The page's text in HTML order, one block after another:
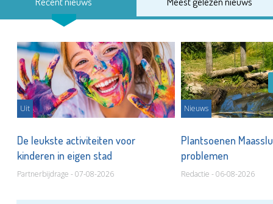
Uit
De leukste activiteiten voor
kinderen in eigen stad
Partnerbijdrage - 07-08-2026
Nieuws
Plantsoenen
problemen
Redactie - 06-08-2026